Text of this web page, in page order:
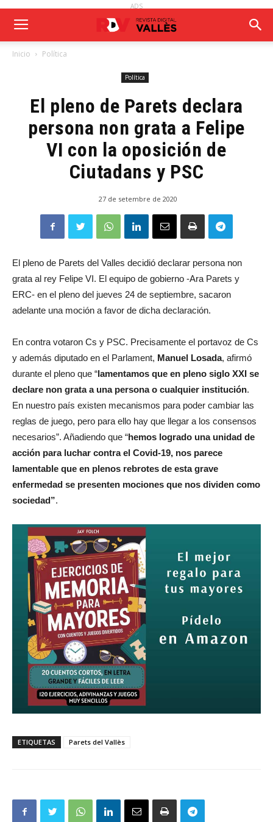
ADS
Inicio Política
Política
El pleno de Parets declara
persona non grata a Felipe
VI con la oposición de
Ciutadans y PSC
27 de setembre de 2020
El pleno de Parets del Valles decidió declarar persona non
grata al rey Felipe VI. El equipo de gobierno -Ara Parets y
ERC- en el pleno del jueves 24 de septiembre, sacaron
adelante una moción a favor de dicha declaración.
En contra votaron Cs y PSC. Precisamente el portavoz de Cs
y además diputado en el Parlament, Manuel Losada, afirmó
durante el pleno que “lamentamos que en pleno siglo XXI se
declare non grata a una persona o cualquier institución.
En nuestro país existen mecanismos para poder cambiar las
reglas de juego, pero para ello hay que llegar a los consensos
necesarios”. Añadiendo que “hemos logrado una unidad de
acción para luchar contra el Covid-19, nos parece
lamentable que en plenos rebrotes de esta grave
enfermedad se presenten mociones que nos dividen como
sociedad”.
ETIQUETAS Parets del Vallès